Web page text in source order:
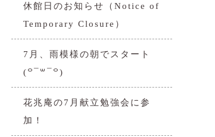
休館日のお知らせ（Notice of
Temporary Closure）
7月、雨模様の朝でスタート
(꒪¯꒳​¯꒪)
花兆庵の7月献立勉強会に参
加！